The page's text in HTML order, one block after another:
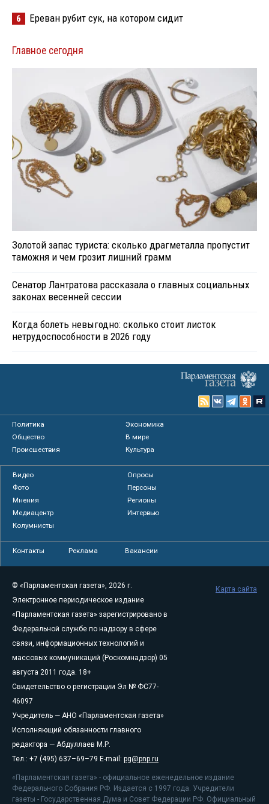
6 Ереван рубит сук, на котором сидит
Главное сегодня
Золотой запас туриста: сколько драгметалла пропустит
таможня и чем грозит лишний грамм
Сенатор Лантратова рассказала о главных социальных
законах весенней сессии
Когда болеть невыгодно: сколько стоит листок
нетрудоспособности в 2026 году
Политика
Экономика
Общество
В мире
Происшествия
Культура
Видео
Опросы
Фото
Персоны
Мнения
Регионы
Медиацентр
Интервью
Колумнисты
Контакты Реклама Вакансии
© «Парламентская газета», 2026 г.
Электронное периодическое издание
«Парламентская газета» зарегистрировано в
Федеральной службе по надзору в сфере
связи, информационных технологий и
массовых коммуникаций (Роскомнадзор) 05
августа 2011 года. 18+
Свидетельство о регистрации Эл № ФС77-
46097
Учредитель — АНО «Парламентская газета»
Исполняющий обязанности главного
редактора — Абдуллаев М.Р.
Тел.: +7 (495) 637–69–79 E-mail: pg@pnp.ru
«Парламентская газета» - официальное еженедельное издание
Федерального Собрания РФ. Издается с 1997 года. Учредители
газеты - Государственная Дума и Совет Федерации РФ. Официальный
Карта сайта